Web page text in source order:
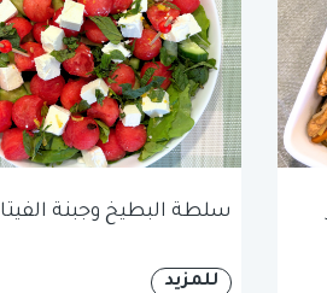
سلطة البطيخ وجبنة الفيتا
للمزيد